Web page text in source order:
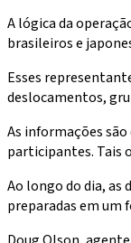
A lógica da
brasileiros e
Esses
deslocamentos,
As informações
participantes. Tais
Ao longo do dia, as
preparadas em um